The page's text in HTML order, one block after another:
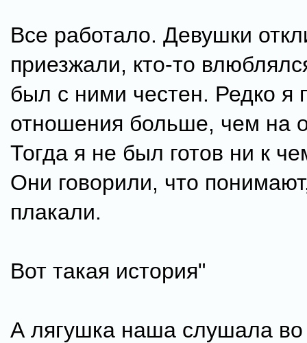
Все работало. Девушки
приезжали, кто-то
был с ними честен. Редко я
отношения больше, чем на
Тогда я не был готов ни к
Они говорили, что
плакали.
Вот такая история"
А лягушка наша слушала во